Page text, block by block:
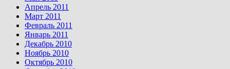
Апрель 2011
Март 2011
Февраль 2011
Январь 2011
Декабрь 2010
Ноябрь 2010
Октябрь 2010